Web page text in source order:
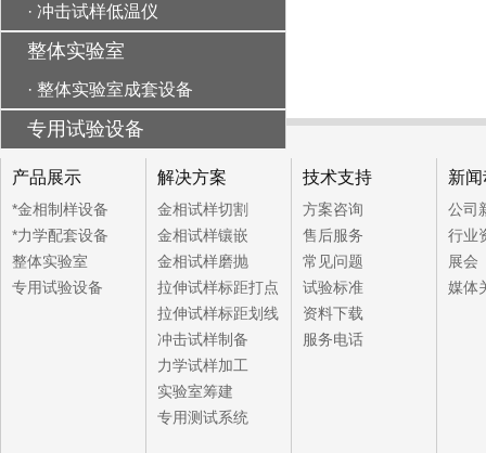
· 冲击试样低温仪
整体实验室
· 整体实验室成套设备
专用试验设备
产品展示
*金相制样设备
*力学配套设备
整体实验室
专用试验设备
解决方案
金相试样切割
金相试样镶嵌
金相试样磨抛
拉伸试样标距打点
拉伸试样标距划线
冲击试样制备
力学试样加工
实验室筹建
专用测试系统
技术支持
方案咨询
售后服务
常见问题
试验标准
资料下载
服务电话
新
公司
行业
展会
媒体